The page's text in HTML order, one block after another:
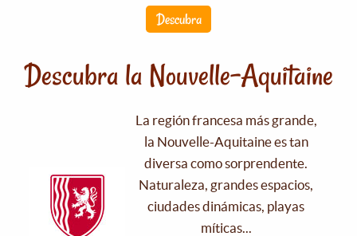
Descubra
Descubra la Nouvelle-Aquitaine
La región francesa más grande,
la Nouvelle-Aquitaine es tan
diversa como sorprendente.
Naturaleza, grandes espacios,
ciudades dinámicas, playas
míticas...